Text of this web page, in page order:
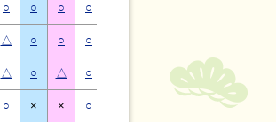
○ ○ ○ ○
△ ○ ○ ○
△ ○ △ ○ △ △ ○
○ × × ○ ×